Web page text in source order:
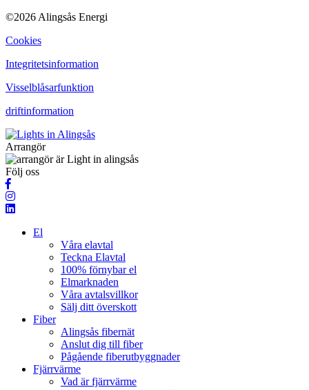
©2026 Alingsås Energi
Cookies
Integritetsinformation
Visselblåsarfunktion
driftinformation
Arrangör
Följ oss
El
Våra elavtal
Teckna Elavtal
100% förnybar el
Elmarknaden
Våra avtalsvillkor
Sälj ditt överskott
Fiber
Alingsås fibernät
Anslut dig till fiber
Pågående fiberutbyggnader
Fjärrvärme
Vad är fjärrvärme